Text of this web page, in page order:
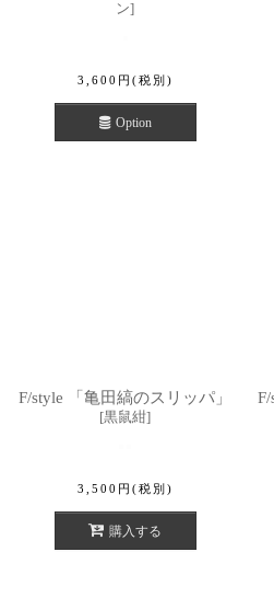
ン]
3,600 円 (税別)
Option
F/style 「亀田縞のスリッパ」
[黒鼠紺]
3,500 円 (税別)
購入する